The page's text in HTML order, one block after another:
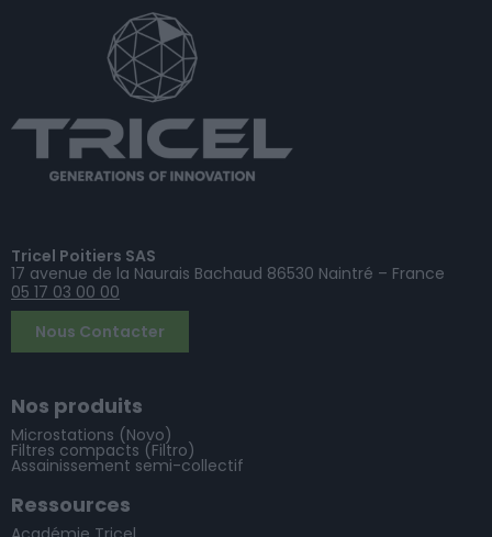
Tricel Poitiers SAS
17 avenue de la Naurais Bachaud 86530 Naintré – France
05 17 03 00 00
Nous Contacter
Nos produits
Microstations (Novo)
Filtres compacts (Filtro)
Assainissement semi-collectif
Ressources